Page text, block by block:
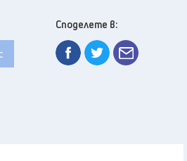
Споделете в: